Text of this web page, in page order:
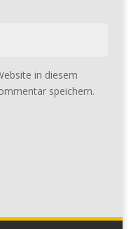
in diesem
speichern.